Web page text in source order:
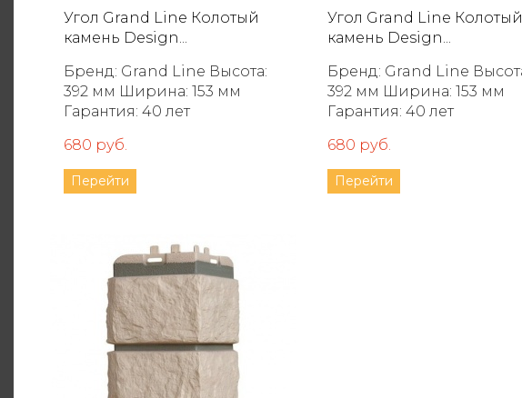
Угол Grand Line Колотый
камень Design...
Бренд: Grand Line Высота:
392 мм Ширина: 153 мм
Гарантия: 40 лет
680 руб.
Перейти
Угол Grand Line Колотый
камень Design...
Бренд: Grand Line Высота:
392 мм Ширина: 153 мм
Гарантия: 40 лет
680 руб.
Перейти